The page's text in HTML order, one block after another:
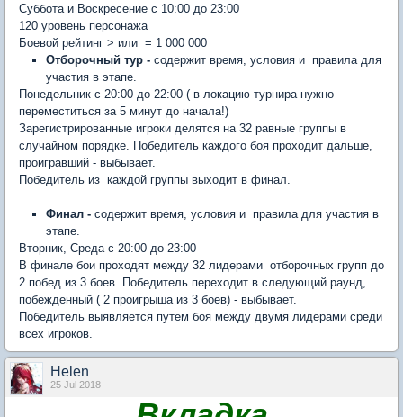
Суббота и Воскресение с 10:00 до 23:00
120 уровень персонажа
Боевой рейтинг > или = 1 000 000
Отборочный тур - содержит время, условия и правила для
участия в этапе.
Понедельник с 20:00 до 22:00 ( в локацию турнира нужно
переместиться за 5 минут до начала!)
Зарегистрированные игроки делятся на 32 равные группы в
случайном порядке. Победитель каждого боя проходит дальше,
проигравший - выбывает.
Победитель из каждой группы выходит в финал.
Финал - содержит время, условия и правила для участия в
этапе.
Вторник, Среда с 20:00 до 23:00
В финале бои проходят между 32 лидерами отборочных групп до
2 побед из 3 боев. Победитель переходит в следующий раунд,
побежденный ( 2 проигрыша из 3 боев) - выбывает.
Победитель выявляется путем боя между двумя лидерами среди
всех игроков.
Нelen
25 Jul 2018